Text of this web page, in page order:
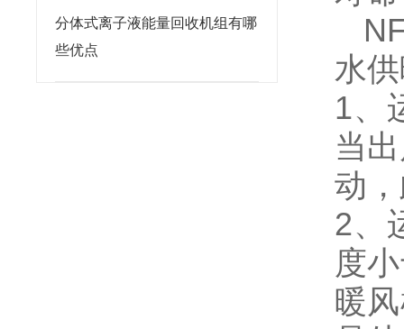
分体式离子液能量回收机组有哪
些优点
水
1、
当
动
2、
度
暖